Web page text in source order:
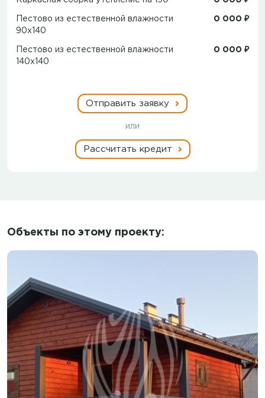
Пестово из естественной влажности
90х140
0 000 ₽
Пестово из естественной влажности
140х140
0 000 ₽
Отправить заявку
или
Рассчитать кредит
Объекты по этому проекту: